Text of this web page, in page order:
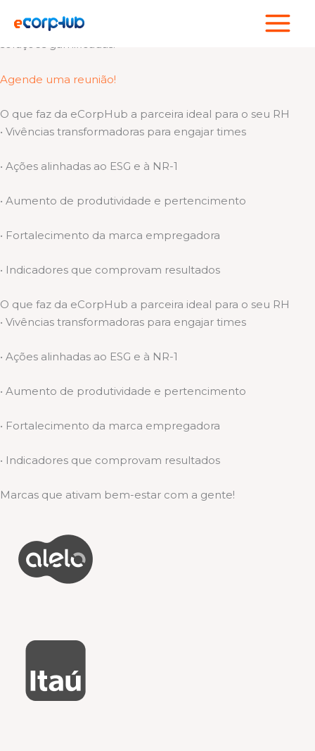
para
Somos um hub de experiências esportivas, bem-estar e
soluções gamificadas.
Agende uma reunião!
O que faz da eCorpHub a parceira ideal para o seu RH
• Vivências transformadoras para engajar times
• Ações alinhadas ao ESG e à NR-1
• Aumento de produtividade e pertencimento
• Fortalecimento da marca empregadora
• Indicadores que comprovam resultados
O que faz da eCorpHub a parceira ideal para o seu RH
• Vivências transformadoras para engajar times
• Ações alinhadas ao ESG e à NR-1
• Aumento de produtividade e pertencimento
• Fortalecimento da marca empregadora
• Indicadores que comprovam resultados
Marcas que ativam bem-estar com a gente!